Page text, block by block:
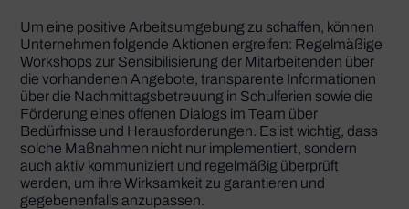
Um eine positive Arbeitsumgebung zu schaffen, können
Unternehmen folgende Aktionen ergreifen: Regelmäßige
Workshops zur Sensibilisierung der Mitarbeitenden über
die vorhandenen Angebote, transparente Informationen
über die Nachmittagsbetreuung in Schulferien sowie die
Förderung eines offenen Dialogs im Team über
Bedürfnisse und Herausforderungen. Es ist wichtig, dass
solche Maßnahmen nicht nur implementiert, sondern
auch aktiv kommuniziert und regelmäßig überprüft
werden, um ihre Wirksamkeit zu garantieren und
gegebenenfalls anzupassen.